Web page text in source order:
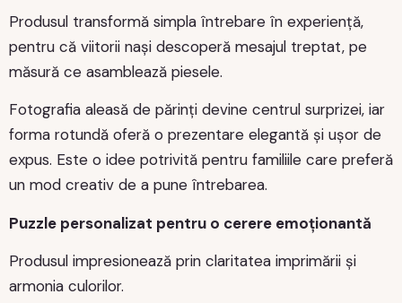
Produsul transformă simpla întrebare în experiență,
pentru că viitorii nași descoperă mesajul treptat, pe
măsură ce asamblează piesele.
Fotografia aleasă de părinți devine centrul surprizei, iar
forma rotundă oferă o prezentare elegantă și ușor de
expus. Este o idee potrivită pentru familiile care preferă
un mod creativ de a pune întrebarea.
Puzzle personalizat pentru o cerere emoționantă
Produsul impresionează prin claritatea imprimării și
armonia culorilor.